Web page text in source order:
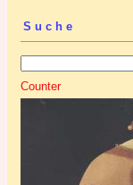
Suche
Counter